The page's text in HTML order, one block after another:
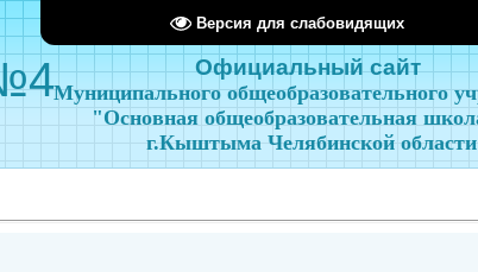
Версия для слабовидящих
Официальный сайт
Муниципального общеобразовательного
"Основная общеобразовательная
г.Кыштыма Челябинской области